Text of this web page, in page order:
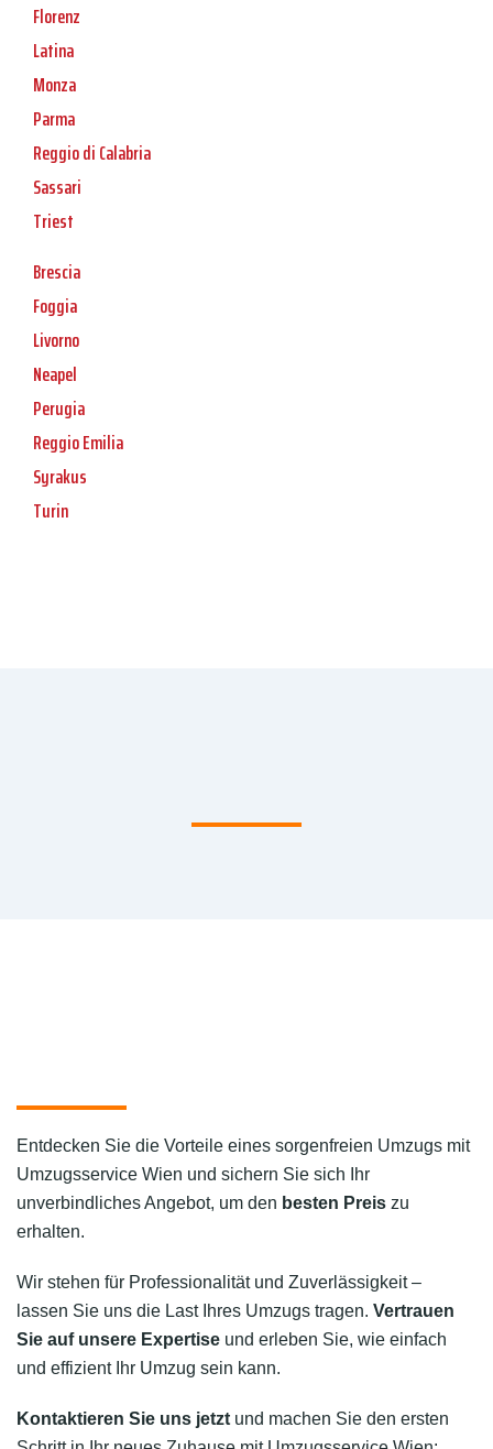
Florenz
Latina
Monza
Parma
Reggio di Calabria
Sassari
Triest
Brescia
Foggia
Livorno
Neapel
Perugia
Reggio Emilia
Syrakus
Turin
Entdecken Sie die Vorteile eines sorgenfreien Umzugs mit
Umzugsservice Wien und sichern Sie sich Ihr
unverbindliches Angebot, um den besten Preis zu
erhalten.
Wir stehen für Professionalität und Zuverlässigkeit –
lassen Sie uns die Last Ihres Umzugs tragen. Vertrauen
Sie auf unsere Expertise und erleben Sie, wie einfach
und effizient Ihr Umzug sein kann.
Kontaktieren Sie uns jetzt und machen Sie den ersten